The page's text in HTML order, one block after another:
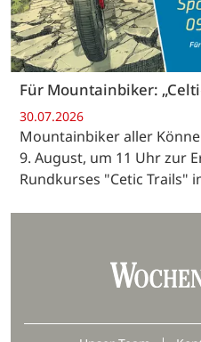
Für Mountainbiker:
30.07.2026
Mountainbiker aller
9. August, um 11 Uhr zur
Rundkurses "Cetic Trails"